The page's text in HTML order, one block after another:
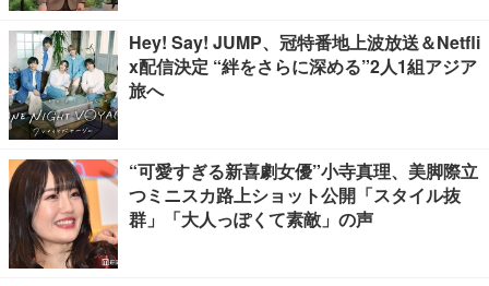
Hey! Say! JUMP、冠特番地上波放送＆Netfli
x配信決定 “絆をさらに深める”2人1組アジア
旅へ
“可愛すぎる新喜劇女優”小寺真理、美脚際立
つミニスカ路上ショット公開「スタイル抜
群」「大人っぽくて素敵」の声